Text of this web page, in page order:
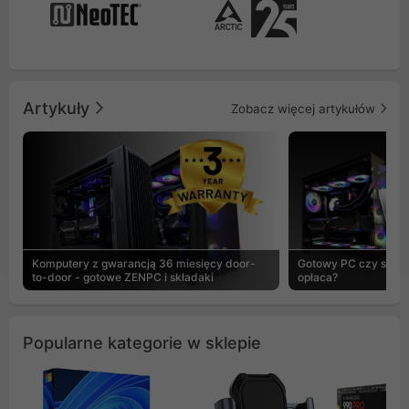
Artykuły Zobacz więcej artykułów
Komputery z gwarancją 36 miesięcy door-
to-door - gotowe ZENPC i składaki
Gotowy PC czy
opłaca?
Popularne kategorie w sklepie